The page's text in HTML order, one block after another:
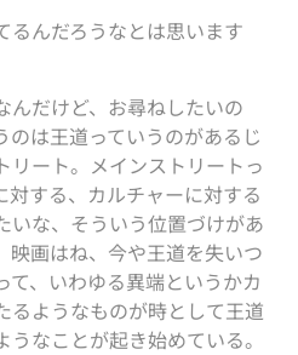
るんだろうなとは思います
んだけど、お尋ねしたいの
のは王道っていうのがあるじ
リート。メインストリートっ
対する、カルチャーに対する
いな、そういう位置づけがあ
映画はね、今や王道を失いつ
て、いわゆる異端というかカ
るようなものが時として王道
なことが起き始めている。